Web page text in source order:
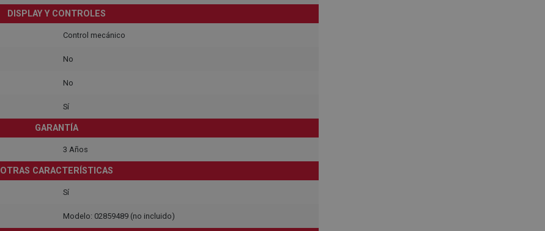
DISPLAY Y CONTROLES
Control mecánico
No
No
Sí
GARANTÍA
3 Años
OTRAS CARACTERÍSTICAS
Sí
Modelo: 02859489 (no incluido)